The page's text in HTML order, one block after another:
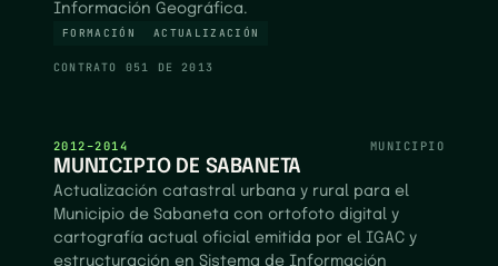
Información Geográfica.
FORMACIÓN ACTUALIZACIÓN
CONTRATO 051 DE 2013
2012–2014 MUNICIPIO
MUNICIPIO DE SABANETA
Actualización catastral urbana y rural para el
Municipio de Sabaneta con ortofoto digital y
cartografía actual oficial emitida por el IGAC y
estructuración en Sistema de Información